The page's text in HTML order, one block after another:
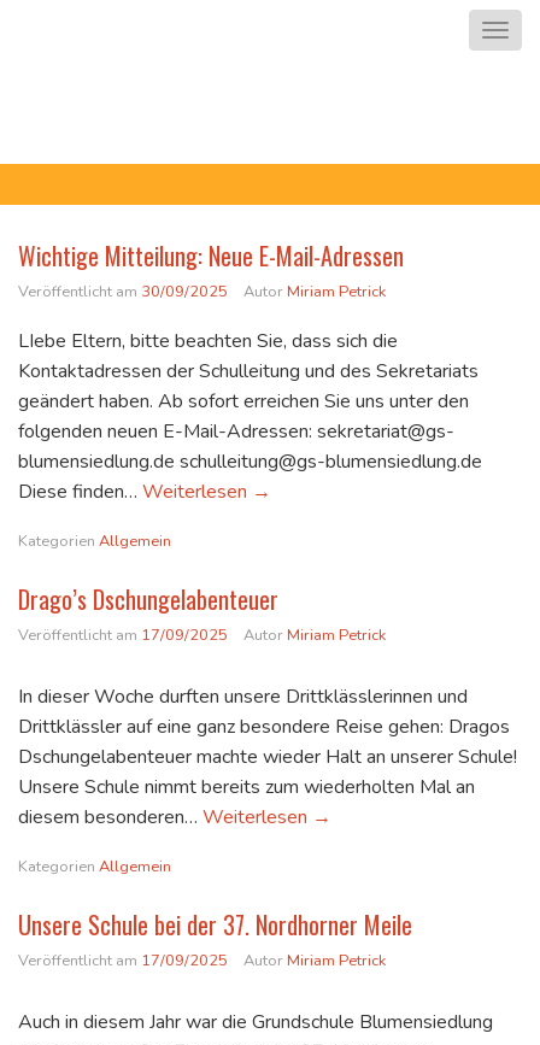
Grundschule
Blumensiedlung
Wichtige Mitteilung: Neue E-Mail-Adressen
Veröffentlicht am 30/09/2025 AutorMiriam Petrick
LIebe Eltern, bitte beachten Sie, dass sich die
Kontaktadressen der Schulleitung und des Sekretariats
geändert haben. Ab sofort erreichen Sie uns unter den
folgenden neuen E-Mail-Adressen: sekretariat@gs-
blumensiedlung.de schulleitung@gs-blumensiedlung.de
Diese finden… Weiterlesen Wichtige Mitteilung: Neue E-
→
Kategorien Allgemein
Drago’s Dschungelabenteuer
Veröffentlicht am 17/09/2025 AutorMiriam Petrick
In dieser Woche durften unsere Drittklässlerinnen und
Drittklässler auf eine ganz besondere Reise gehen: Dragos
Dschungelabenteuer machte wieder Halt an unserer Schule!
Unsere Schule nimmt bereits zum wiederholten Mal an
diesem besonderen… Weiterlesen Drago’s
→
Kategorien Allgemein
Unsere Schule bei der 37. Nordhorner Meile
Veröffentlicht am 17/09/2025 AutorMiriam Petrick
Auch in diesem Jahr war die Grundschule Blumensiedlung